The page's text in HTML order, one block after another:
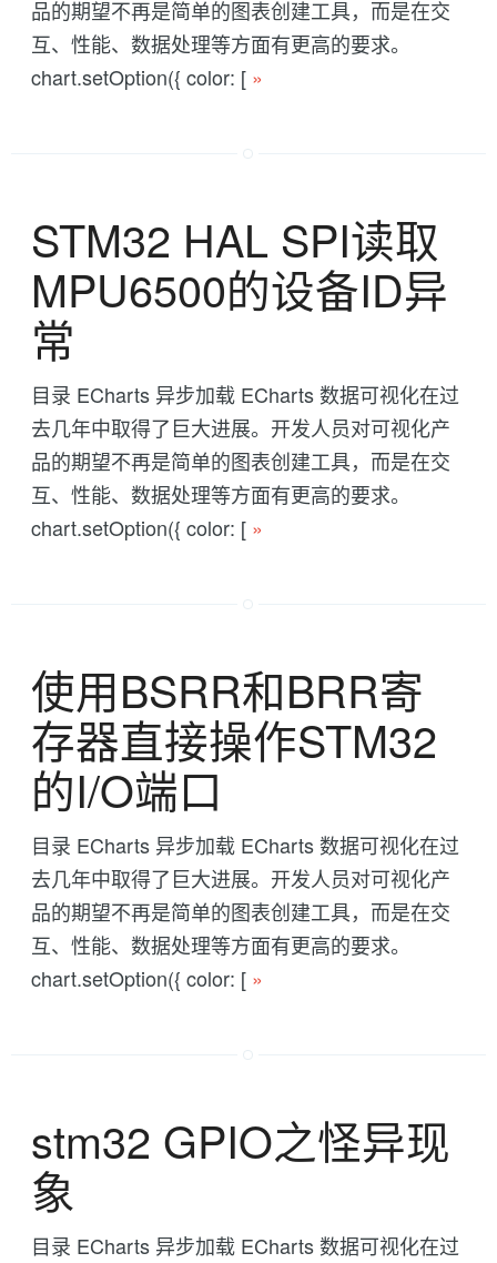
品的期望不再是简单的图表创建工具，而是在交
互、性能、数据处理等方面有更高的要求。
chart.setOption({ color: [ »
STM32 HAL SPI读取
MPU6500的设备ID异
常
目录 ECharts 异步加载 ECharts 数据可视化在过
去几年中取得了巨大进展。开发人员对可视化产
品的期望不再是简单的图表创建工具，而是在交
互、性能、数据处理等方面有更高的要求。
chart.setOption({ color: [ »
使用BSRR和BRR寄
存器直接操作STM32
的I/O端口
目录 ECharts 异步加载 ECharts 数据可视化在过
去几年中取得了巨大进展。开发人员对可视化产
品的期望不再是简单的图表创建工具，而是在交
互、性能、数据处理等方面有更高的要求。
chart.setOption({ color: [ »
stm32 GPIO之怪异现
象
目录 ECharts 异步加载 ECharts 数据可视化在过